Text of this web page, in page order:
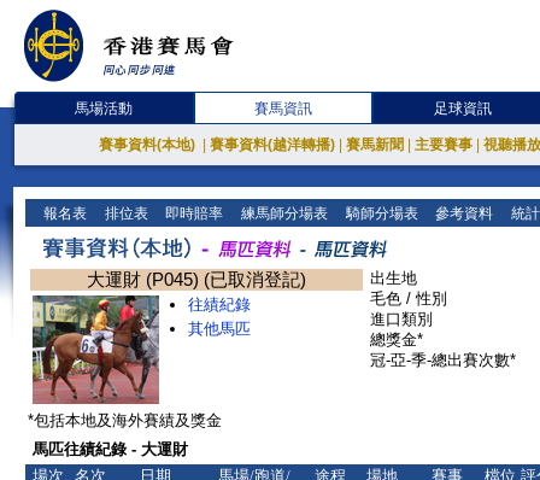
馬場活動 賽馬資訊 足球資訊
賽事資料(本地) 賽事資料(越洋轉播) 賽馬新聞 主要賽事 視聽播
報名表 排位表 即時賠率 練馬師分場表 騎師分場表 參考資料 統
大運財 (P045) (已取消登記)
往績紀錄
其他馬匹
出生地
毛色 / 性別
進口類別
總獎金*
冠-亞-季-總出賽次數*
*包括本地及海外賽績及獎金
馬匹往績紀錄 - 大運財
場次
名次 日期
馬場/跑道/
途程
場地
賽事
檔位 評